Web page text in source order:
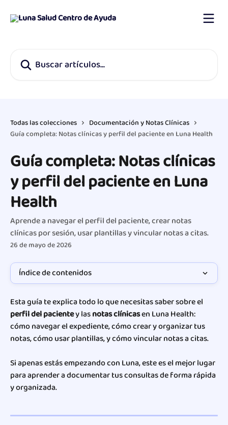
Todas las colecciones
Documentación y Notas Clínicas
Guía completa: Notas clínicas y perfil del paciente en Luna Health
Guía completa: Notas clínicas
y perfil del paciente en Luna
Health
Aprende a navegar el perfil del paciente, crear notas
clínicas por sesión, usar plantillas y vincular notas a citas.
26 de mayo de 2026
Índice de contenidos
Esta guía te explica todo lo que necesitas saber sobre el
perfil del paciente y las notas clínicas en Luna Health:
cómo navegar el expediente, cómo crear y organizar tus
notas, cómo usar plantillas, y cómo vincular notas a citas.
Si apenas estás empezando con Luna, este es el mejor lugar
para aprender a documentar tus consultas de forma rápida
y organizada.